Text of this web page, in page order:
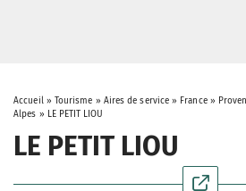
Accueil» Tourisme » Aires de service » France»
Alpes » LE PETIT LIOU
LE PETIT LIOU